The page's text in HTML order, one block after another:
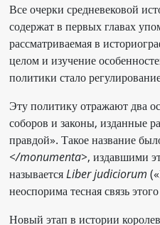
Все очерки средневековой
содержат в первых главах
рассматриваемая в
целом и изучение
политики стало
Эту политику отражают два
соборов и законы, изданные
правдой». Такое название
</monumenta>, издавшими
называетсяLiber judiciorum
неоспорима тесная связь
Новый этап в истории